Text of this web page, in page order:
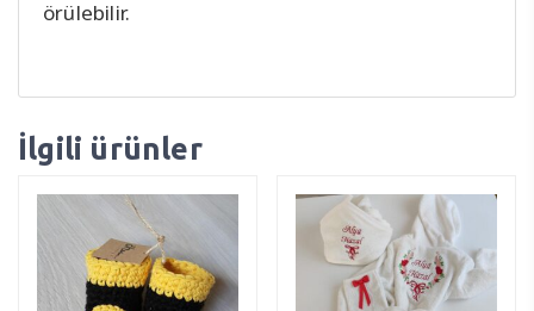
örülebilir.
İlgili ürünler